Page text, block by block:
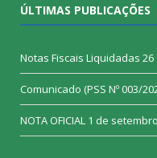
ÚLTIMAS PUBLICAÇÕES
Notas Fiscais Liquidadas
Comunicado (PSS Nº 003/
NOTA OFICIAL 1 de